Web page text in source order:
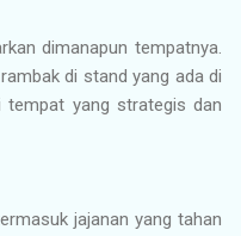
dimanapun tempatnya.
di stand yang ada di
tempat yang strategis dan
jajanan yang tahan